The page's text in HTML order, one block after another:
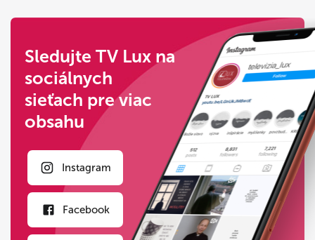
Sledujte TV Lux na
sociálnych
sieťach pre viac
obsahu
Instagram
Facebook